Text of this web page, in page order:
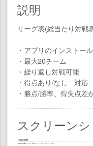
説明
リーグ表(総当たり対戦
・アプリのインストー
・最大20チーム
・繰り返し対戦可能
・得点あり/なし 対応
・勝点/勝率、得失点差
スクリーンシ